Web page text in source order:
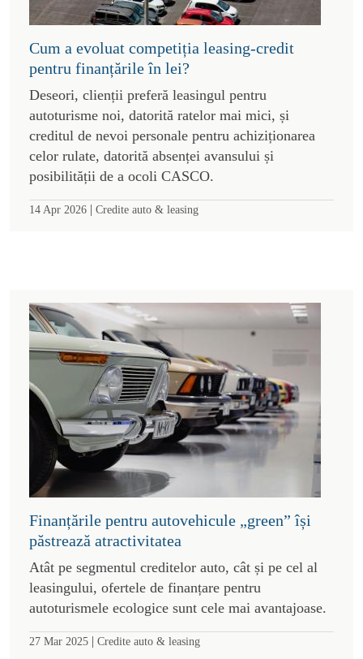
Cum a evoluat competiția leasing-credit
pentru finanțările în lei?
Deseori, clienții preferă leasingul pentru
autoturisme noi, datorită ratelor mai mici, și
creditul de nevoi personale pentru achiziționarea
celor rulate, datorită absenței avansului și
posibilității de a ocoli CASCO.
14 Apr 2026 | Credite auto & leasing
Finanțările pentru autovehicule „green” își
păstrează atractivitatea
Atât pe segmentul creditelor auto, cât și pe cel al
leasingului, ofertele de finanțare pentru
autoturismele ecologice sunt cele mai avantajoase.
27 Mar 2025 | Credite auto & leasing